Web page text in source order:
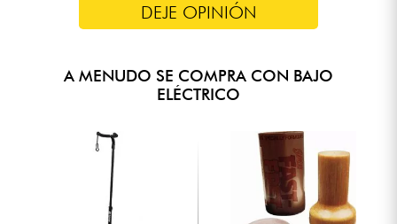
DEJE OPINIÓN
A MENUDO SE COMPRA CON BAJO
ELÉCTRICO